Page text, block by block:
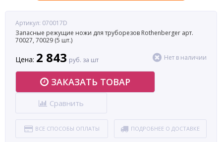
Артикул: 070017D
Запасные режущие ножи для труборезов Rothenberger арт.
70027, 70029 (5 шт.)
Цена: 2 843 руб. за шт Нет в наличии
ЗАКАЗАТЬ ТОВАР
Сравнить
ВСЕ СПОСОБЫ ОПЛАТЫ ПОДРОБНЕЕ О ДОСТАВКЕ